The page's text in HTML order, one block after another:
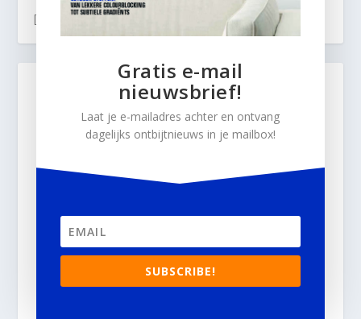
[instagram-feed]
Gratis e-mail
nieuwsbrief!
Laat je e-mailadres achter en ontvang
dagelijks ontbijtnieuws in je mailbox!
SUBSCRIBE!